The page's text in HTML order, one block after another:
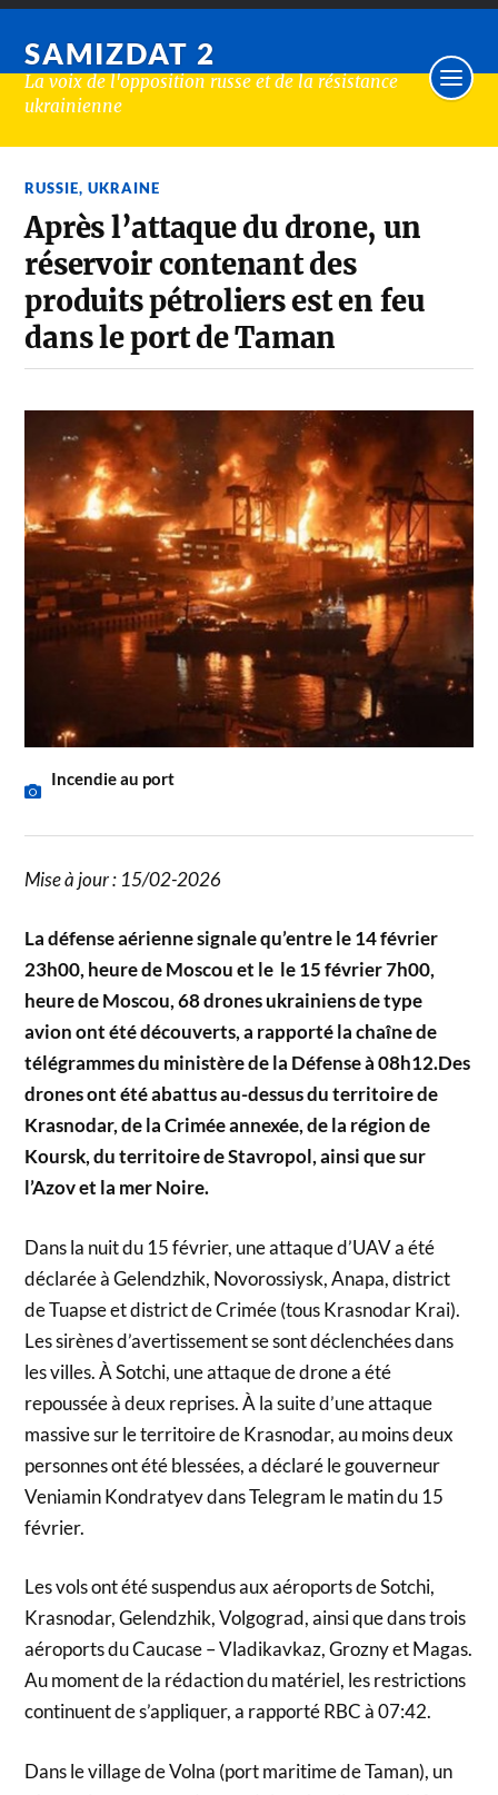
SAMIZDAT 2
La voix de l'opposition russe et de la résistance
ukrainienne
RUSSIE,UKRAINE
Après l’attaque du drone, un
réservoir contenant des
produits pétroliers est en feu
dans le port de Taman
Incendie au port
Mise à jour : 15/02-2026
La défense aérienne signale qu’entre le 14 février
23h00, heure de Moscou et le le 15 février 7h00,
heure de Moscou, 68 drones ukrainiens de type
avion ont été découverts, a rapporté la chaîne de
télégrammes du ministère de la Défense à 08h12.Des
drones ont été abattus au-dessus du territoire de
Krasnodar, de la Crimée annexée, de la région de
Koursk, du territoire de Stavropol, ainsi que sur
l’Azov et la mer Noire.
Dans la nuit du 15 février, une attaque d’UAV a été
déclarée à Gelendzhik, Novorossiysk, Anapa, district
de Tuapse et district de Crimée (tous Krasnodar Krai).
Les sirènes d’avertissement se sont déclenchées dans
les villes. À Sotchi, une attaque de drone a été
repoussée à deux reprises. À la suite d’une attaque
massive sur le territoire de Krasnodar, au moins deux
personnes ont été blessées, a déclaré le gouverneur
Veniamin Kondratyev dans Telegram le matin du 15
février.
Les vols ont été suspendus aux aéroports de Sotchi,
Krasnodar, Gelendzhik, Volgograd, ainsi que dans trois
aéroports du Caucase – Vladikavkaz, Grozny et Magas.
Au moment de la rédaction du matériel, les restrictions
continuent de s’appliquer, a rapporté RBC à 07:42.
Dans le village de Volna (port maritime de Taman), un